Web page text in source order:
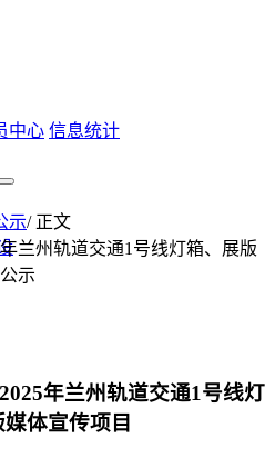
中心 信息统计
示/ 正文
兰州轨道交通1号线灯箱、展版
示
2025年兰州轨道交通1号线灯
体宣传项目